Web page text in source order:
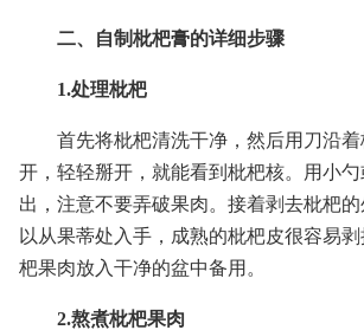
二、自制枇杷膏的详细步骤
1.处理枇杷
首先将枇杷清洗干净，然后用刀沿
开，轻轻掰开，就能看到枇杷核。用小
出，注意不要弄破果肉。接着剥去枇杷
以从果蒂处入手，成熟的枇杷皮很容易
杷果肉放入干净的盆中备用。
2.熬煮枇杷果肉